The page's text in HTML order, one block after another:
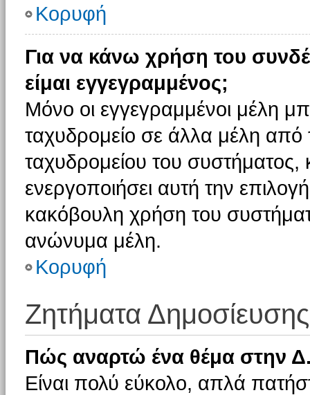
Κορυφή
Για να κάνω χρήση του
είμαι εγγεγραμμένος;
Μόνο οι εγγεγραμμένοι μέλη
ταχυδρομείο σε άλλα μέλη
ταχυδρομείου του συστήματος,
ενεργοποιήσει αυτή την
κακόβουλη χρήση του
ανώνυμα μέλη.
Κορυφή
Ζητήματα Δημοσίευσης
Πώς αναρτώ ένα θέμα στην
Είναι πολύ εύκολο, απλά